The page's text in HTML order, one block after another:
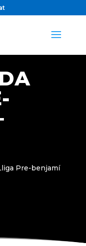
Pre-benjamí